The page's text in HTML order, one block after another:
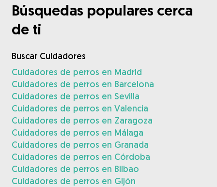
Búsquedas populares cerca
de ti
Buscar Cuidadores
Cuidadores de perros en Madrid
Cuidadores de perros en Barcelona
Cuidadores de perros en Sevilla
Cuidadores de perros en Valencia
Cuidadores de perros en Zaragoza
Cuidadores de perros en Málaga
Cuidadores de perros en Granada
Cuidadores de perros en Córdoba
Cuidadores de perros en Bilbao
Cuidadores de perros en Gijón